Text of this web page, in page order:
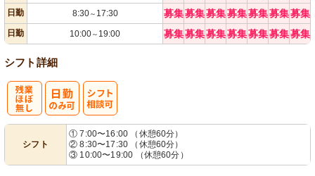
日勤 8:30～ 17:30 募集募集募集募集募集募集募集
日勤 10:00～ 19:00 募集募集募集募集募集募集募集
シフト詳細
シフト
① 7:00〜16:00 （休憩60分）
② 8:30〜17:30 （休憩60分）
③ 10:00〜19:00 （休憩60分）